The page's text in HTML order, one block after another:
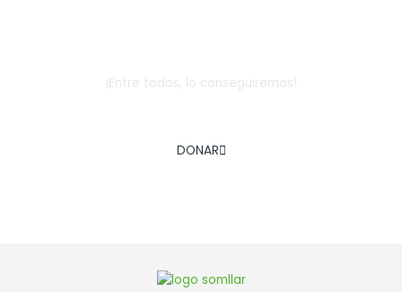
¡Entre todos, lo conseguiremos!
DONAR